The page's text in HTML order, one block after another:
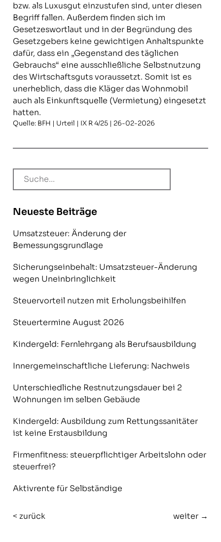
bzw. als Luxusgut einzustufen sind, unter diesen
Begriff fallen. Außerdem finden sich im
Gesetzeswortlaut und in der Begründung des
Gesetzgebers keine gewichtigen Anhaltspunkte
dafür, dass ein „Gegenstand des täglichen
Gebrauchs“ eine ausschließliche Selbstnutzung
des Wirtschaftsguts voraussetzt. Somit ist es
unerheblich, dass die Kläger das Wohnmobil
auch als Einkunftsquelle (Vermietung) eingesetzt
hatten.
Quelle: BFH | Urteil | IX R 4/25 | 26-02-2026
Neueste Beiträge
Umsatzsteuer: Änderung der
Bemessungsgrundlage
Sicherungseinbehalt: Umsatzsteuer-Änderung
wegen Uneinbringlichkeit
Steuervorteil nutzen mit Erholungsbeihilfen
Steuertermine August 2026
Kindergeld: Fernlehrgang als Berufsausbildung
Innergemeinschaftliche Lieferung: Nachweis
Unterschiedliche Restnutzungsdauer bei 2
Wohnungen im selben Gebäude
Kindergeld: Ausbildung zum Rettungssanitäter
ist keine Erstausbildung
Firmenfitness: steuerpflichtiger Arbeitslohn oder
steuerfrei?
Aktivrente für Selbständige
< zurück weiter →